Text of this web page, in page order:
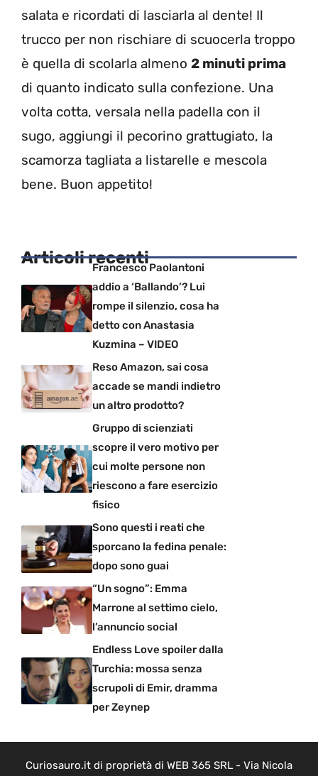
salata e ricordati di lasciarla al dente! Il
trucco per non rischiare di scuocerla troppo
è quella di scolarla almeno 2 minuti prima
di quanto indicato sulla confezione. Una
volta cotta, versala nella padella con il
sugo, aggiungi il pecorino grattugiato, la
scamorza tagliata a listarelle e mescola
bene. Buon appetito!
Articoli recentiFrancesco Paolantoni
addio a ‘Ballando’? Lui
rompe il silenzio, cosa ha
detto con Anastasia
Kuzmina – VIDEO
Reso Amazon, sai cosa
accade se mandi indietro
un altro prodotto?
Gruppo di scienziati
scopre il vero motivo per
cui molte persone non
riescono a fare esercizio
fisico
Sono questi i reati che
sporcano la fedina penale:
dopo sono guai
“Un sogno”: Emma
Marrone al settimo cielo,
l’annuncio social
Endless Love spoiler dalla
Turchia: mossa senza
scrupoli di Emir, dramma
per Zeynep
Curiosauro.it di proprietà di WEB 365 SRL - Via Nicola